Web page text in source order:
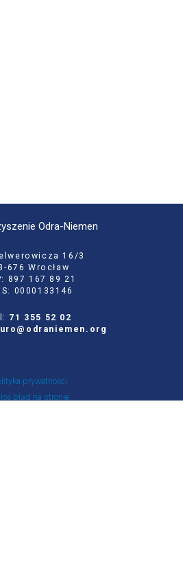
Odra-Niemen
16/3
676 Wrocław
897 167 89 21
0000133146
71 355 52 02
prywatności
błąd na stronie